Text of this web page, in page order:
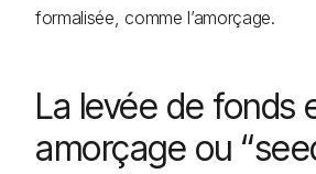
formalisée, comme l’amorçage.
La levée de fonds
amorçage ou